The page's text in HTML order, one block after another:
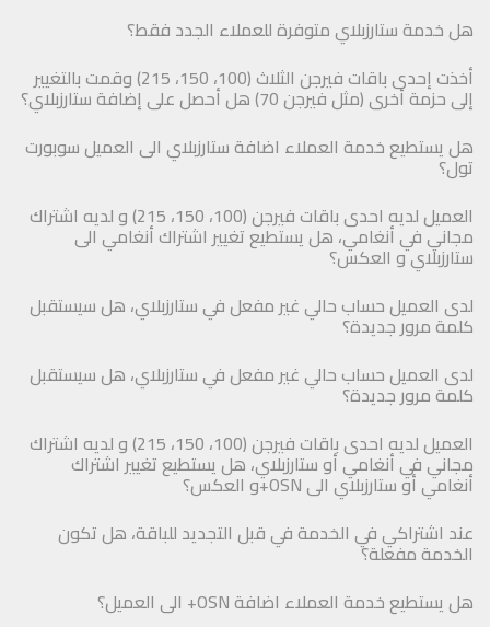
هل خدمة ستارزبلاي متوفرة للعملاء الجدد فقط؟
أخذت إحدى باقات فيرجن الثلاث (100، 150، 215) وقمت بالتغيير
إلى حزمة أخرى (مثل فيرجن 70) هل أحصل على إضافة ستارزبلاي؟
هل يستطيع خدمة العملاء اضافة ستارزبلاي الى العميل سوبورت
تول؟
العميل لديه احدى باقات فيرجن (100، 150، 215) و لديه اشتراك
مجاني في أنغامي، هل يستطيع تغيير اشتراك أنغامي الى
ستارزبلاي و العكس؟
لدى العميل حساب حالي غير مفعل في ستارزبلاي، هل سيستقبل
كلمة مرور جديدة؟
لدى العميل حساب حالي غير مفعل في ستارزبلاي، هل سيستقبل
كلمة مرور جديدة؟
العميل لديه احدى باقات فيرجن (100، 150، 215) و لديه اشتراك
مجاني في أنغامي أو ستارزبلاي، هل يستطيع تغيير اشتراك
أنغامي أو ستارزبلاي الى OSN+و العكس؟
عند اشتراكي في الخدمة في قبل التجديد للباقة، هل تكون
الخدمة مفعلة؟
هل يستطيع خدمة العملاء اضافة OSN+ الى العميل؟